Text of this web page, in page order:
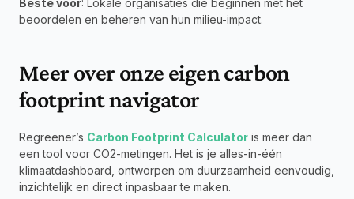
Beste voor: Lokale organisaties die beginnen met het
beoordelen en beheren van hun milieu-impact.
Meer over onze eigen carbon
footprint navigator
Regreener’s Carbon Footprint Calculator is meer dan
een tool voor CO2-metingen. Het is je alles-in-één
klimaatdashboard, ontworpen om duurzaamheid eenvoudig,
inzichtelijk en direct inpasbaar te maken.